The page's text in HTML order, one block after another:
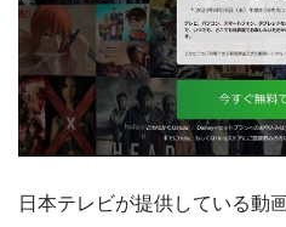
日本テレビが提供している動